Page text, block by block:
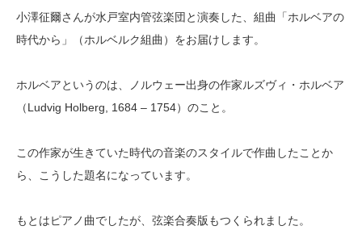
小澤征爾さんが水戸室内管弦楽団と演奏した、組曲「ホルベアの
時代から」（ホルベルク組曲）をお届けします。
ホルベアというのは、ノルウェー出身の作家ルズヴィ・ホルベア
（Ludvig Holberg, 1684 – 1754）のこと。
この作家が生きていた時代の音楽のスタイルで作曲したことか
ら、こうした題名になっています。
もとはピアノ曲でしたが、弦楽合奏版もつくられました。